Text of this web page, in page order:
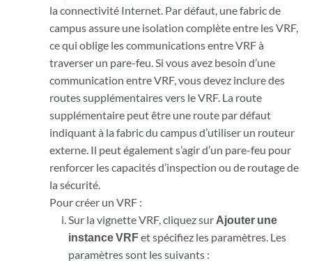
la connectivité Internet. Par défaut, une fabric de
campus assure une isolation complète entre les VRF,
ce qui oblige les communications entre VRF à
traverser un pare-feu. Si vous avez besoin d’une
communication entre VRF, vous devez inclure des
routes supplémentaires vers le VRF. La route
supplémentaire peut être une route par défaut
indiquant à la fabric du campus d’utiliser un routeur
externe. Il peut également s’agir d’un pare-feu pour
renforcer les capacités d’inspection ou de routage de
la sécurité.
Pour créer un VRF :
Sur la vignette VRF, cliquez sur Ajouter une
instance VRFet spécifiez les paramètres. Les
paramètres sont les suivants :